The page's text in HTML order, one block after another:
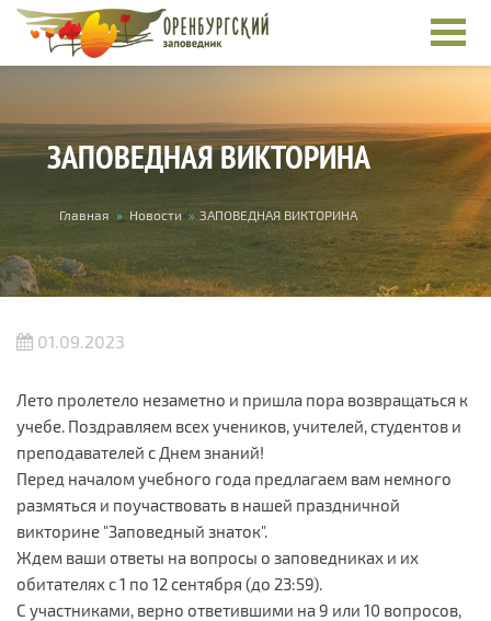
Перейти к основному содержанию
ЗАПОВЕДНАЯ ВИКТОРИНА
Вы здесь
Главная » Новости » ЗАПОВЕДНАЯ ВИКТОРИНА
01.09.2023
Лето пролетело незаметно и пришла пора возвращаться к
учебе. Поздравляем всех учеников, учителей, студентов и
преподавателей с Днем знаний!
Перед началом учебного года предлагаем вам немного
размяться и поучаствовать в нашей праздничной
викторине "Заповедный знаток".
Ждем ваши ответы на вопросы о заповедниках и их
обитателях с 1 по 12 сентября (до 23:59).
С участниками, верно ответившими на 9 или 10 вопросов,